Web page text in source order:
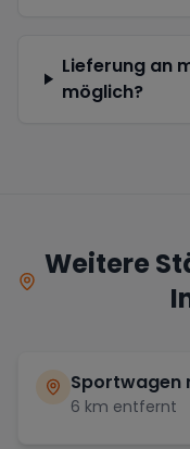
Lieferung an
möglich?
Weitere
Sportwagen
6 km entfernt